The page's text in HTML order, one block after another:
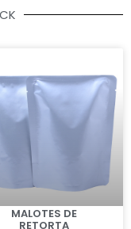
MALOTES DE
RETORTA